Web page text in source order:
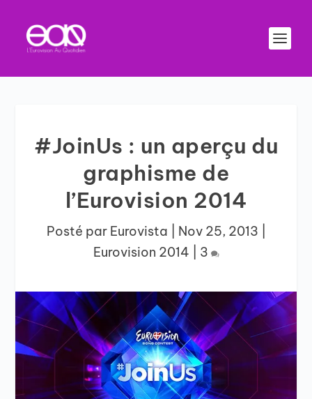
#JoinUs : un aperçu du
graphisme de
l’Eurovision 2014
Posté par Eurovista Nov 25, 2013
Eurovision 2014
3